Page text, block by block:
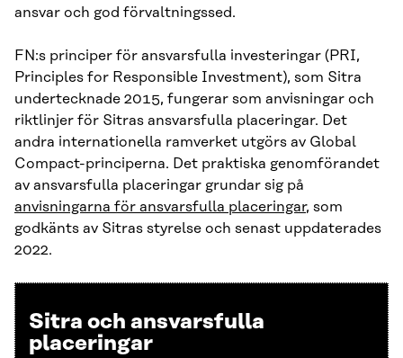
ansvar och god förvaltningssed.
FN:s principer för ansvarsfulla investeringar (PRI,
Principles for Responsible Investment), som Sitra
undertecknade 2015, fungerar som anvisningar och
riktlinjer för Sitras ansvarsfulla placeringar. Det
andra internationella ramverket utgörs av Global
Compact-principerna. Det praktiska genomförandet
av ansvarsfulla placeringar grundar sig på
anvisningarna för ansvarsfulla placeringar, som
godkänts av Sitras styrelse och senast uppdaterades
2022.
Sitra och ansvarsfulla
placeringar